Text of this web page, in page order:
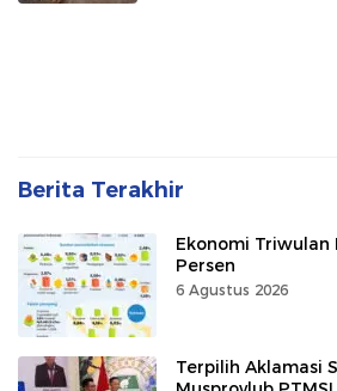
Berita Terakhir
Ekonomi Triwulan
Persen
6 Agustus 2026
Terpilih Aklamasi